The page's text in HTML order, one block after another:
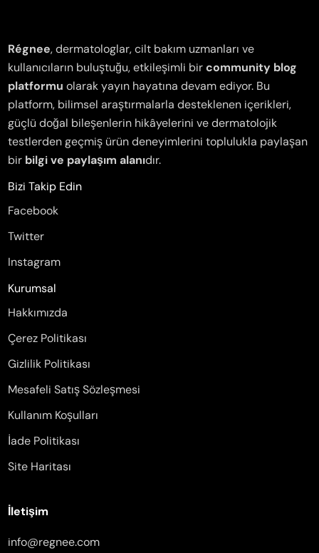
Régnee, dermatologlar, cilt bakım uzmanları ve
kullanıcıların buluştuğu, etkileşimli bircommunity blog
platformu olarak yayın hayatına devam ediyor. Bu
platform, bilimsel araştırmalarla desteklenen içerikleri,
güçlü doğal bileşenlerin hikâyelerini ve dermatolojik
testlerden geçmiş ürün deneyimlerini toplulukla paylaşan
bir bilgi ve paylaşım alanıdır.
Bizi Takip Edin
Facebook
Twitter
Instagram
Kurumsal
Hakkımızda
Çerez Politikası
Gizlilik Politikası
Mesafeli Satış Sözleşmesi
Kullanım Koşulları
İade Politikası
Site Haritası
İletişim
info@regnee.com